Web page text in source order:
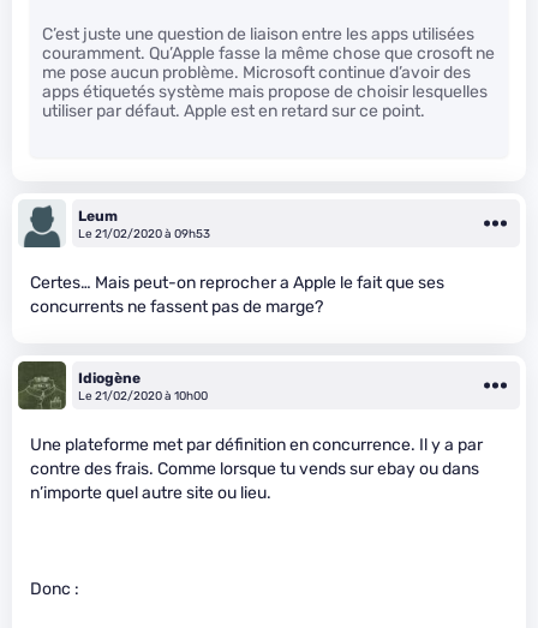
C’est juste une question de liaison entre les apps utilisées
couramment. Qu’Apple fasse la même chose que crosoft ne
me pose aucun problème. Microsoft continue d’avoir des
apps étiquetés système mais propose de choisir lesquelles
utiliser par défaut. Apple est en retard sur ce point.
Leum
Le 21/02/2020 à 09h53
Certes… Mais peut-on reprocher a Apple le fait que ses
concurrents ne fassent pas de marge?
Idiogène
Le 21/02/2020 à 10h00
Une plateforme met par définition en concurrence. Il y a par
contre des frais. Comme lorsque tu vends sur ebay ou dans
n’importe quel autre site ou lieu.
Donc :